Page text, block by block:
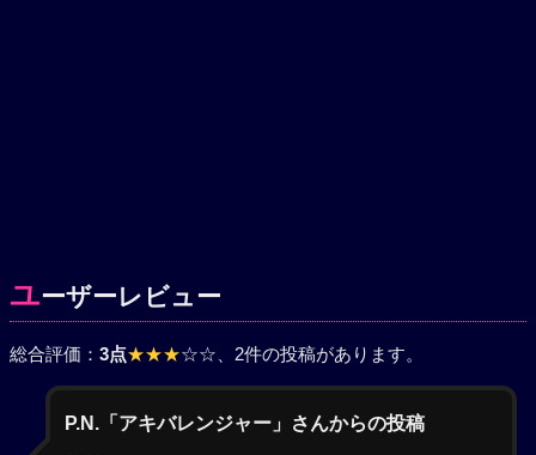
ユーザーレビュー
総合評価： 3点★★★☆☆ 、2件の投稿があります。
P.N.「アキバレンジャー」さんからの投稿